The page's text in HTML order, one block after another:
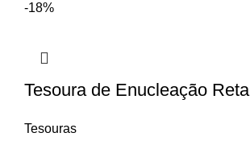
-18%
Tesoura de Enucleação Reta
Tesouras